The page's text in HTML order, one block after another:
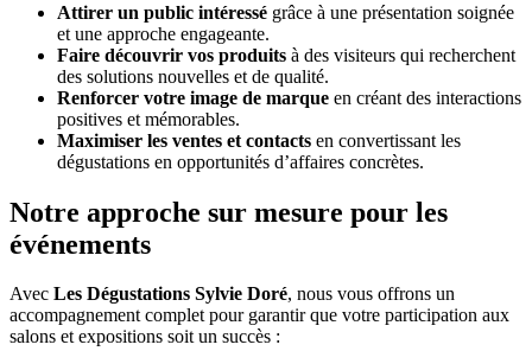
Attirer un public intéressé grâce à une présentation soignée
et une approche engageante.
Faire découvrir vos produits à des visiteurs qui recherchent
des solutions nouvelles et de qualité.
Renforcer votre image de marque en créant des interactions
positives et mémorables.
Maximiser les ventes et contacts en convertissant les
dégustations en opportunités d’affaires concrètes.
Notre approche sur mesure pour les
événements
Avec Les Dégustations Sylvie Doré, nous vous offrons un
accompagnement complet pour garantir que votre participation aux
salons et expositions soit un succès :